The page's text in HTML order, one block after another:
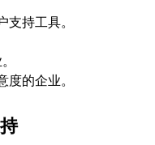
持工具。
的企业。